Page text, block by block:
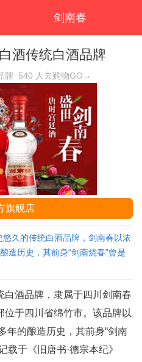
剑南春
酒传统白酒品牌
牌 540 人去购物GO→
旗舰店
久的传统白酒品牌，剑南春以浓
造历史，其前身“剑南烧春”曾是
酒品牌，隶属于四川剑南春
位于四川省绵竹市。该品牌以
年的酿造历史，其前身“剑南
载于《旧唐书·德宗本纪》